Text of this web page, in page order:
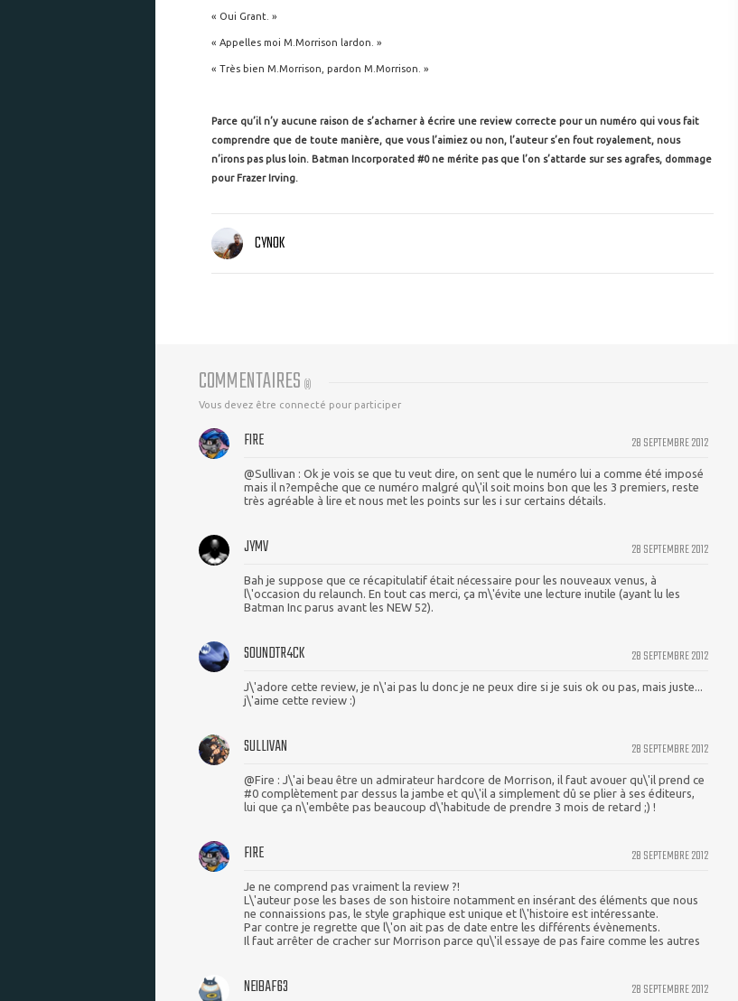
« Oui Grant. »
« Appelles moi M.Morrison lardon. »
« Très bien M.Morrison, pardon M.Morrison. »
Parce qu’il n’y aucune raison de s’acharner à écrire une review correcte pour un numéro qui vous fait
comprendre que de toute manière, que vous l’aimiez ou non, l’auteur s’en fout royalement, nous
n’irons pas plus loin. Batman Incorporated #0 ne mérite pas que l’on s’attarde sur ses agrafes, dommage
pour Frazer Irving.
CYNOK
COMMENTAIRES (8)
Vous devez être connecté pour participer
28 SEPTEMBRE 2012
FIRE
@Sullivan : Ok je vois se que tu veut dire, on sent que le numéro lui a comme été imposé
mais il n?empêche que ce numéro malgré qu\'il soit moins bon que les 3 premiers, reste
très agréable à lire et nous met les points sur les i sur certains détails.
28 SEPTEMBRE 2012
JYMV
Bah je suppose que ce récapitulatif était nécessaire pour les nouveaux venus, à
l\'occasion du relaunch. En tout cas merci, ça m\'évite une lecture inutile (ayant lu les
Batman Inc parus avant les NEW 52).
28 SEPTEMBRE 2012
S0UNDTR4CK
J\'adore cette review, je n\'ai pas lu donc je ne peux dire si je suis ok ou pas, mais juste...
j\'aime cette review :)
28 SEPTEMBRE 2012
SULLIVAN
@Fire : J\'ai beau être un admirateur hardcore de Morrison, il faut avouer qu\'il prend ce
#0 complètement par dessus la jambe et qu\'il a simplement dû se plier à ses éditeurs,
lui que ça n\'embête pas beaucoup d\'habitude de prendre 3 mois de retard ;) !
28 SEPTEMBRE 2012
FIRE
Je ne comprend pas vraiment la review ?!
L\'auteur pose les bases de son histoire notamment en insérant des éléments que nous
ne connaissions pas, le style graphique est unique et l\'histoire est intéressante.
Par contre je regrette que l\'on ait pas de date entre les différents évènements.
Il faut arrêter de cracher sur Morrison parce qu\'il essaye de pas faire comme les autres
28 SEPTEMBRE 2012
NEIBAF63